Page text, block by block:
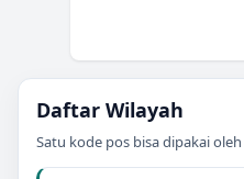
Daftar Wilayah
Satu kode pos bisa dipakai